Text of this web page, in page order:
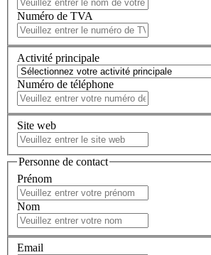
Numéro de TVA
Activité principale
Numéro de téléphone
Site web
Personne de contact
Prénom
Nom
Email